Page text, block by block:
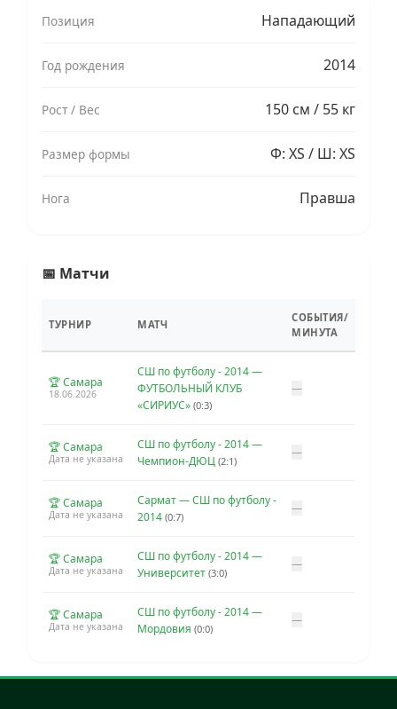
Позиция Нападающий
Год рождения 2014
Рост / Вес 150 см / 55 кг
Размер формы Ф: XS / Ш: XS
Нога Правша
📅 Матчи
ТУРНИР МАТЧ
СОБЫТИЯ/
МИНУТА
🏆 Самара
18.06.2026
СШ по футболу - 2014 —
ФУТБОЛЬНЫЙ КЛУБ
«СИРИУС» (0:3)
—
🏆 Самара
Дата не указана
СШ по футболу - 2014 —
Чемпион-ДЮЦ (2:1)
—
🏆 Самара
Дата не указана
Сармат — СШ по футболу -
2014 (0:7)
—
🏆 Самара
Дата не указана
СШ по футболу - 2014 —
Университет (3:0)
—
🏆 Самара
Дата не указана
СШ по футболу - 2014 —
Мордовия (0:0)
—